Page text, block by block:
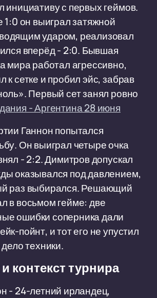
инициативу с первых геймов.
1:0 он выиграл затяжной
ударом, реализовал
вперёд - 2:0. Бывшая
мира работал агрессивно,
к сетке и пробил эйс, забрав
Первый сет занял ровно
- Аргентина 28 июня
Ганнон попытался
Он выиграл четыре очка
- 2:2. Димитров допускал
оказывался под давлением,
раз выбирался. Решающий
в восьмом гейме: две
ошибки соперника дали
пойнт, и тот его не упустил
техники.
контекст турнира
- 24-летний ирландец,